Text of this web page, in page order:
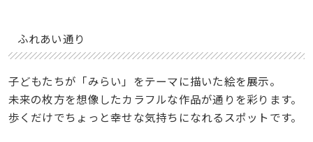
ふれあい通り
子どもたちが「みらい」をテーマに描いた絵を展示。
未来の枚方を想像したカラフルな作品が通りを彩ります。
歩くだけでちょっと幸せな気持ちになれるスポットです。